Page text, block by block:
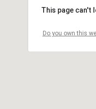
This page can't
Do you own this
This page can't
Do you own this